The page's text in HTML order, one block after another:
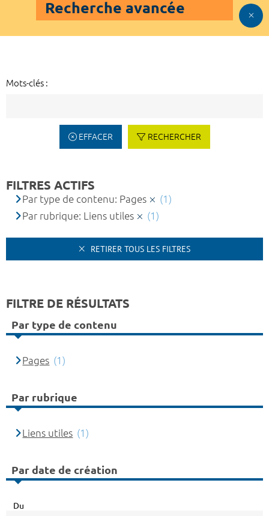
Recherche avancée
Mots-clés :
EFFACER RECHERCHER
FILTRES ACTIFS
Par type de contenu: Pages
(1)
Par rubrique: Liens utiles
(1)
RETIRER TOUS LES FILTRES
FILTRE DE RÉSULTATS
Par type de contenu
Pages (1)
Par rubrique
Liens utiles (1)
Par date de création
Du